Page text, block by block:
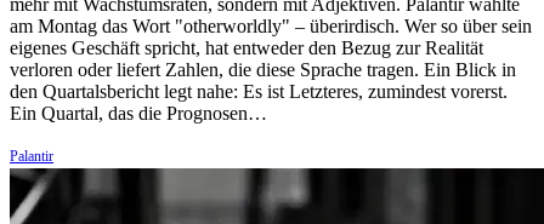
mehr mit Wachstumsraten, sondern mit Adjektiven. Palantir wählte
am Montag das Wort "otherworldly" – überirdisch. Wer so über sein
eigenes Geschäft spricht, hat entweder den Bezug zur Realität
verloren oder liefert Zahlen, die diese Sprache tragen. Ein Blick in
den Quartalsbericht legt nahe: Es ist Letzteres, zumindest vorerst.
Ein Quartal, das die Prognosen…
Palantir